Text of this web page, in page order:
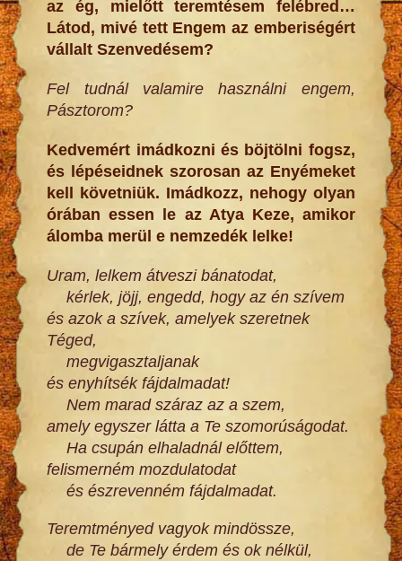
az ég, mielőtt teremtésem felébred…
Látod, mivé tett Engem az emberiségért
vállalt Szenvedésem?
Fel tudnál valamire használni engem,
Pásztorom?
Kedvemért imádkozni és böjtölni fogsz,
és lépéseidnek szorosan az Enyémeket
kell követniük. Imádkozz, nehogy olyan
órában essen le az Atya Keze, amikor
álomba merül e nemzedék lelke!
Uram, lelkem átveszi bánatodat,
kérlek, jöjj, engedd, hogy az én szívem
és azok a szívek, amelyek szeretnek
Téged,
megvigasztaljanak
és enyhítsék fájdalmadat!
Nem marad száraz az a szem,
amely egyszer látta a Te szomorúságodat.
Ha csupán elhaladnál előttem,
felismerném mozdulatodat
és észrevenném fájdalmadat.
Teremtményed vagyok mindössze,
de Te bármely érdem és ok nélkül,